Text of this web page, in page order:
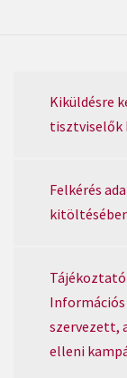
Kiküldésre
tisztviselők
Felkérés
Tájékoztató
szervezett,
elleni